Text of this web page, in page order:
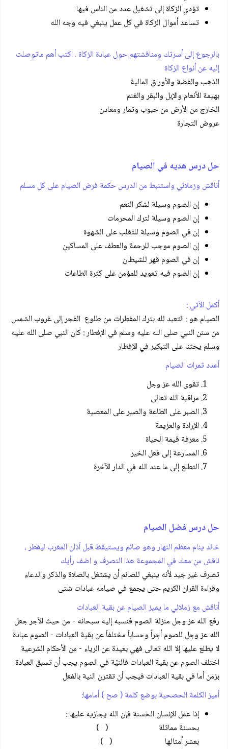
تؤدي الزكاة إلى تشغيل عدد من الناس فيها
تساعد أموال الزكاة في كل عمل ينبغي فيه وجه الله
بالرجوع إلى أسرتك ومناقشتهم حول عبادة الزكاة . اكتب أهم ماتوصلت
إليه عن أنواع الزكاة
الذهب والفضة والأوراق المالية
بهيمة الأنعام والإبل والبقر والغنم
الخارج من الأرض من حبوب وثمار ومعادن
عروض التجارة
حل درس هديه في الصيام
أناقش وزملائي واستنبط من الدرس حكمة فرض الصيام على كل مسلم
إن الصوم وسيلة لشكر النعم
إن الصوم وسيلة لترك المحرمات
إن في الصوم وسيلة للتغلب على الشهوة
إن الصوم موجب للرحمة والعطف على المساكين
إن في الصوم قهر للشيطان
إن الصوم فيه تعويد للمؤمن على كثرة الطاعات
أكمل الآتي :
الصيام هو : التعبد لله بترك المفطرات من طلوع الفجر إلى غروب الشمس
من سنن النبي صلى الله عليه وسلم في الإفطار : كان النبي صلى الله عليه
وسلم يحثنا على التبكير في الإفطار
أعدد ثمرات الصيام
تقوى الله عز وجل
مراقبة الله تعالى
الصبر على الطاعة والصبر على المعصية
الإرادة والعزيمة
معرفة قيمة الحياة
المسارعة إلى فعل الخير
التطلع إلى ما عند الله في الدار الآخرة
حل درس فضل الصيام
خالد ينام معظم النهار وهو صائم ويستيقظ قبل آذان المغرب ليفطر ،
ناقش من معك في المجموعة هذا التصرف و اضف رأيك
تصرف غير جيد لأنه ينبغي للصائم أن يشتغل بالصلاة والذكر والدعاء
وقراءة القران الكريم حتى يجمع في صيامه عبادات شتى
أناقش مع زملائي ما يميز الصيام عن بقية العبادات
رفع الله عز وجل منزلة الصوم فنسبه إليه سبحانه - من حيث الأجر جعل
الله عز وجل للصوم أجراً وحساباً مختلفاً عن بقية العبادات - الصوم عبادة
لا يطلع عليها إلا الله تعالى فهي بعيدة عن الرياء - من الأحكام الشرعية
اختلف الصوم عن بقية العبادات فالنيّة في الصوم يجب أن تسبق العبادة
بزمن أما في بقية العبادات فيجب أن تقترن النية بالفعل
أميز الكلمة الحصحية بوضع كلمة ( صح ) أمامها:
إذا عمل الإنسان الحسنة فإن الله يجازيه عليها :
بحسنة مماثلة ( )
بعشر أمثالها ( )